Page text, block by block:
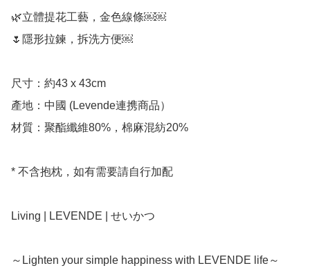
🌿立體提花工藝，金色線條￼￼
🌷隱形拉鍊，拆洗方便￼
尺寸：約43 x 43cm
產地：中國 (Levende連携商品）
材質：聚酯纖維80%，棉麻混紡20%
* 不含抱枕，如有需要請自行加配
Living | LEVENDE | せいかつ
～Lighten your simple happiness with LEVENDE life～